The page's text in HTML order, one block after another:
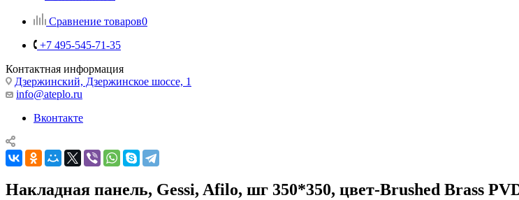
Сравнение товаров0
+7 495-545-71-35
Контактная информация
Дзержинский, Дзержинское шоссе, 1
info@ateplo.ru
Вконтакте
Накладная панель, Gessi, Afilo, шг 350*350, цвет-Brushed Brass